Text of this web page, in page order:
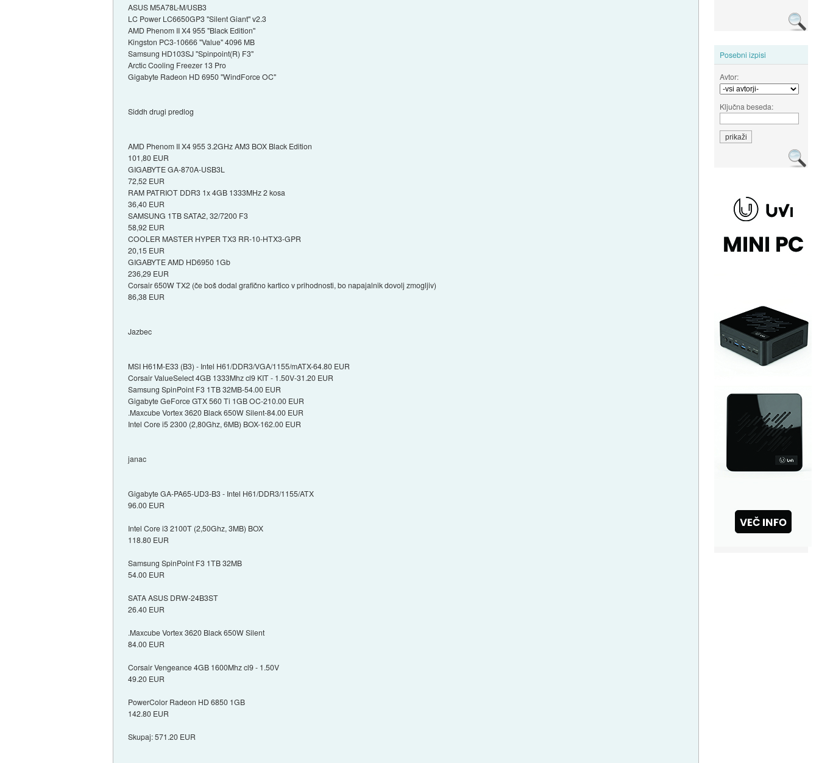
Posebni izpisi
Avtor:
Ključna beseda:
ASUS M5A78L-M/USB3
LC Power LC6650GP3 "Silent Giant" v2.3
AMD Phenom II X4 955 "Black Edition"
Kingston PC3-10666 "Value" 4096 MB
Samsung HD103SJ "Spinpoint(R) F3"
Arctic Cooling Freezer 13 Pro
Gigabyte Radeon HD 6950 "WindForce OC"
Siddh drugi predlog
AMD Phenom II X4 955 3.2GHz AM3 BOX Black Edition
101,80 EUR
GIGABYTE GA-870A-USB3L
72,52 EUR
RAM PATRIOT DDR3 1x 4GB 1333MHz 2 kosa
36,40 EUR
SAMSUNG 1TB SATA2, 32/7200 F3
58,92 EUR
COOLER MASTER HYPER TX3 RR-10-HTX3-GPR
20,15 EUR
GIGABYTE AMD HD6950 1Gb
236,29 EUR
Corsair 650W TX2 (če boš dodal grafično kartico v prihodnosti, bo napajalnik dovolj zmogljiv)
86,38 EUR
Jazbec
MSI H61M-E33 (B3) - Intel H61/DDR3/VGA/1155/mATX-64.80 EUR
Corsair ValueSelect 4GB 1333Mhz cl9 KIT - 1.50V-31.20 EUR
Samsung SpinPoint F3 1TB 32MB-54.00 EUR
Gigabyte GeForce GTX 560 Ti 1GB OC-210.00 EUR
.Maxcube Vortex 3620 Black 650W Silent-84.00 EUR
Intel Core i5 2300 (2,80Ghz, 6MB) BOX-162.00 EUR
janac
Gigabyte GA-PA65-UD3-B3 - Intel H61/DDR3/1155/ATX
96.00 EUR
Intel Core i3 2100T (2,50Ghz, 3MB) BOX
118.80 EUR
Samsung SpinPoint F3 1TB 32MB
54.00 EUR
SATA ASUS DRW-24B3ST
26.40 EUR
.Maxcube Vortex 3620 Black 650W Silent
84.00 EUR
Corsair Vengeance 4GB 1600Mhz cl9 - 1.50V
49.20 EUR
PowerColor Radeon HD 6850 1GB
142.80 EUR
Skupaj: 571.20 EUR